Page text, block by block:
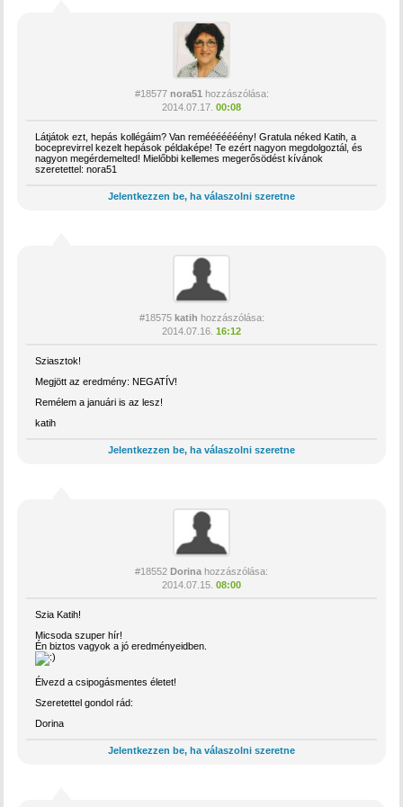
#18577 nora51 hozzászólása:
2014.07.17. 00:08
Látjátok ezt, hepás kollégáim? Van remééééééény! Gratula néked Katih, a
boceprevirrel kezelt hepások példaképe! Te ezért nagyon megdolgoztál, és
nagyon megérdemelted! Mielőbbi kellemes megerősödést kívánok
szeretettel: nora51
Jelentkezzen be, ha válaszolni szeretne
#18575 katih hozzászólása:
2014.07.16. 16:12
Sziasztok!
Megjött az eredmény: NEGATÍV!
Remélem a januári is az lesz!
katih
Jelentkezzen be, ha válaszolni szeretne
#18552 Dorina hozzászólása:
2014.07.15. 08:00
Szia Katih!
Micsoda szuper hír!
Én biztos vagyok a jó eredményeidben.
Élvezd a csipogásmentes életet!
Szeretettel gondol rád:
Dorina
Jelentkezzen be, ha válaszolni szeretne